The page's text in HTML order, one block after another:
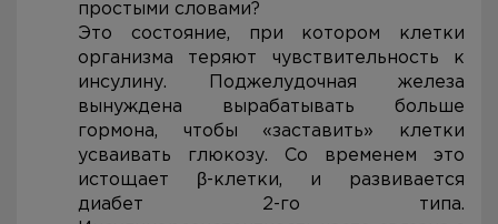
простыми словами?
Это состояние, при котором клетки
организма теряют чувствительность к
инсулину. Поджелудочная железа
вынуждена вырабатывать больше
гормона, чтобы «заставить» клетки
усваивать глюкозу. Со временем это
истощает β-клетки, и развивается
диабет 2-го типа.